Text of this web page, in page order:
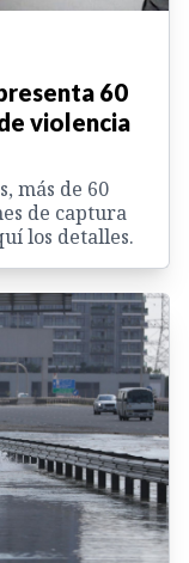
60
violencia
más de 60
de captura
los detalles.